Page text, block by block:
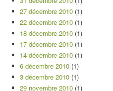
27 décembre 2010 (1)
22 décembre 2010 (1)
18 décembre 2010 (1)
17 décembre 2010 (1)
14 décembre 2010 (1)
6 décembre 2010 (1)
3 décembre 2010 (1)
29 novembre 2010 (1)